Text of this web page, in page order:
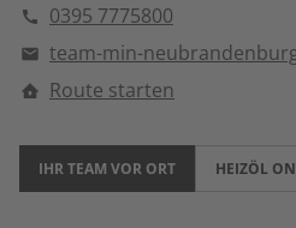
0395 7775800
team-min-
Route starten
IHR TEAM VOR ORT HEIZÖL